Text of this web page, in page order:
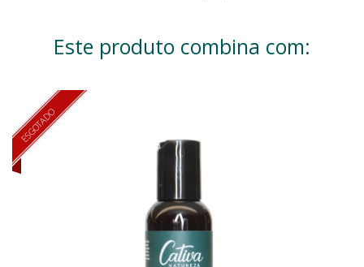
Este produto combina com:
ESGOTADO